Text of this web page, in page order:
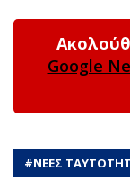
Google
#ΝΕΕΣ